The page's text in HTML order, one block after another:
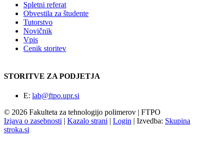
Spletni referat
Obvestila za študente
Tutorstvo
Novičnik
Vpis
Cenik storitev
STORITVE ZA PODJETJA
E: lab@ftpo.upr.si
© 2026 Fakulteta za tehnologijo polimerov | FTPO
Izjava o zasebnosti | Kazalo strani | Login | Izvedba: Skupina
stroka.si